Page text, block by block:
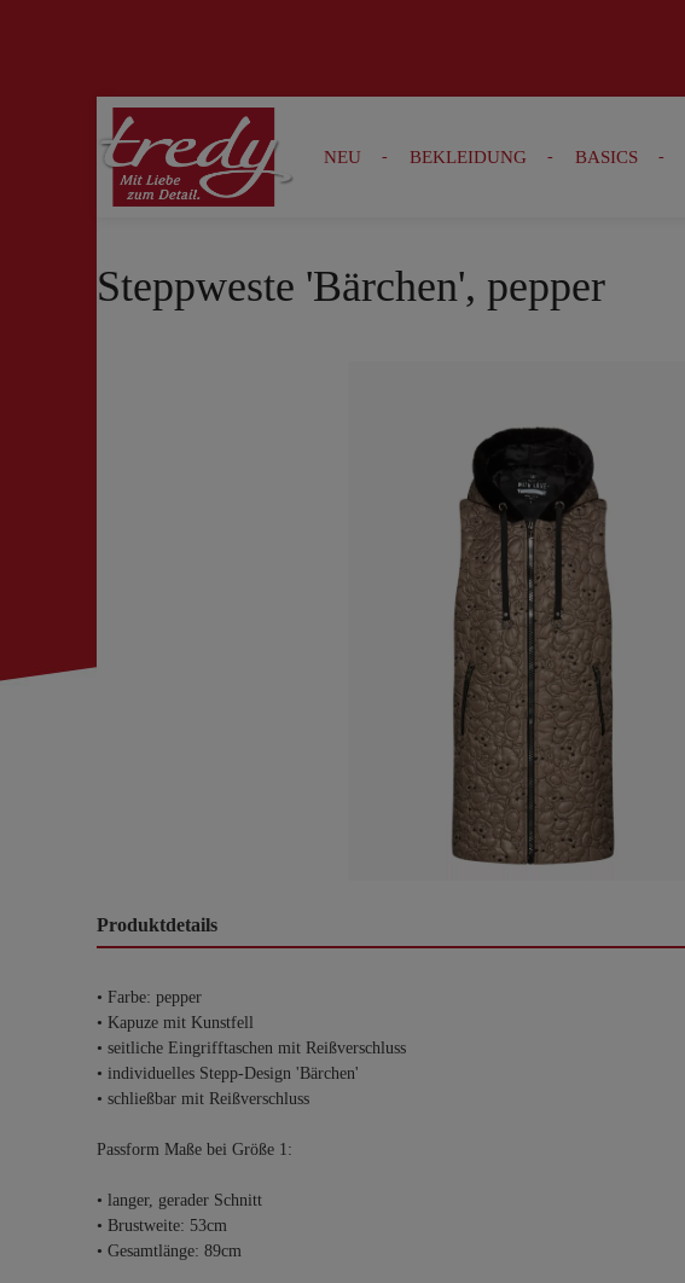
Zur Suche springen Zur Hauptnavigation springen
NEU BEKLEIDUNG BASICS
Steppweste 'Bärchen', pepper
Produktdetails
• Farbe: pepper
• Kapuze mit Kunstfell
• seitliche Eingrifftaschen mit Reißverschluss
• individuelles Stepp-Design 'Bärchen'
• schließbar mit Reißverschluss
Passform Maße bei Größe 1:
• langer, gerader Schnitt
• Brustweite: 53cm
• Gesamtlänge: 89cm